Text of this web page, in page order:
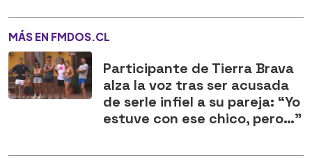
MÁS EN FMDOS.CL
Participante de Tierra Brava
alza la voz tras ser acusada
de serle infiel a su pareja: “Yo
estuve con ese chico, pero…”